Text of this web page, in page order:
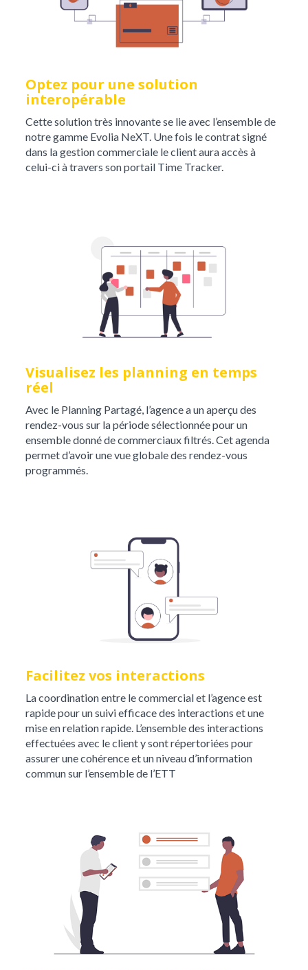
Optez pour une solution
interopérable
Cette solution très innovante se lie avec l’ensemble de
notre gamme Evolia NeXT. Une fois le contrat signé
dans la gestion commerciale le client aura accès à
celui-ci à travers son portail Time Tracker.
Visualisez les planning en temps
réel
Avec le Planning Partagé, l’agence a un aperçu des
rendez-vous sur la période sélectionnée pour un
ensemble donné de commerciaux filtrés. Cet agenda
permet d’avoir une vue globale des rendez-vous
programmés.
Facilitez vos interactions
La coordination entre le commercial et l’agence est
rapide pour un suivi efficace des interactions et une
mise en relation rapide. L’ensemble des interactions
effectuées avec le client y sont répertoriées pour
assurer une cohérence et un niveau d’information
commun sur l’ensemble de l’ETT